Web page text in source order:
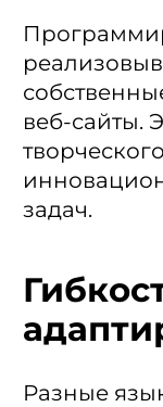
веб-сайты.
задач.
Разные